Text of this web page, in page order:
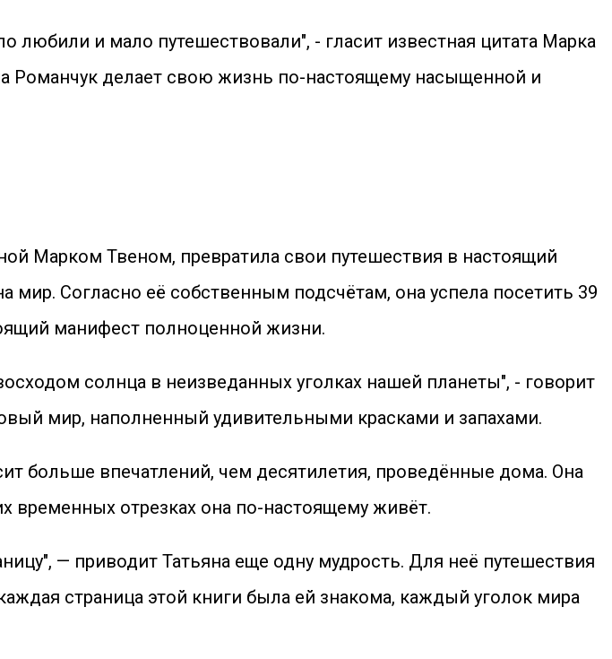
и мало путешествовали", - гласит известная цитата Марка
Романчук делает свою жизнь по-настоящему насыщенной и
Марком Твеном, превратила свои путешествия в настоящий
Согласно её собственным подсчётам, она успела посетить 39
манифест полноценной жизни.
солнца в неизведанных уголках нашей планеты", - говорит
мир, наполненный удивительными красками и запахами.
больше впечатлений, чем десятилетия, проведённые дома. Она
временных отрезках она по-настоящему живёт.
— приводит Татьяна еще одну мудрость. Для неё путешествия
страница этой книги была ей знакома, каждый уголок мира